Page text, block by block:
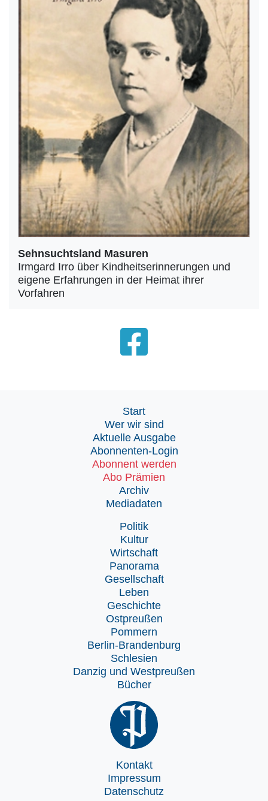
Sehnsuchtsland Masuren
Irmgard Irro über Kindheitserinnerungen und
eigene Erfahrungen in der Heimat ihrer
Vorfahren
Start
Wer wir sind
Aktuelle Ausgabe
Abonnenten-Login
Abonnent werden
Abo Prämien
Archiv
Mediadaten
Politik
Kultur
Wirtschaft
Panorama
Gesellschaft
Leben
Geschichte
Ostpreußen
Pommern
Berlin-Brandenburg
Schlesien
Danzig und Westpreußen
Bücher
Kontakt
Impressum
Datenschutz